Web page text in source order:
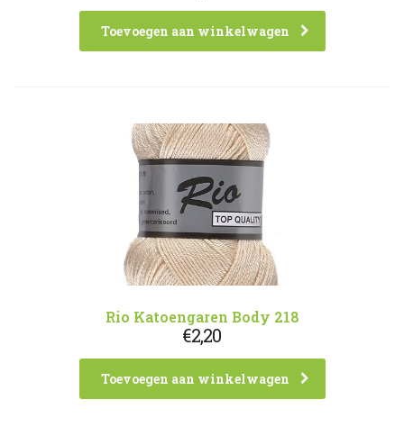
Toevoegen aan winkelwagen
Rio Katoengaren Body 218
€2,20
Toevoegen aan winkelwagen